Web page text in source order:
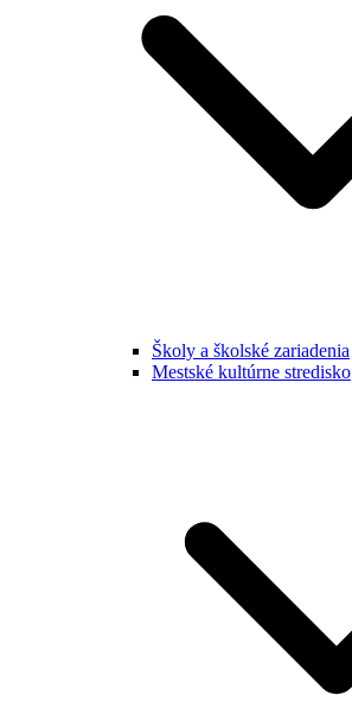
Školy a školské zariadenia
Mestské kultúrne stredisko